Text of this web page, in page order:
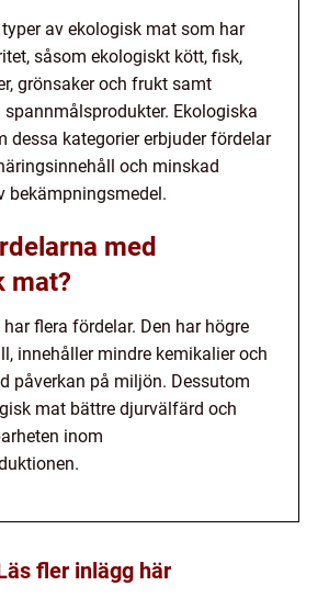
av ekologisk mat som har
såsom ekologiskt kött, fisk,
grönsaker och frukt samt
Ekologiska
dessa kategorier erbjuder fördelar
och minskad
bekämpningsmedel.
med
mat?
flera fördelar. Den har högre
innehåller mindre kemikalier och
påverkan på miljön. Dessutom
mat bättre djurvälfärd och
inom
fler inlägg här